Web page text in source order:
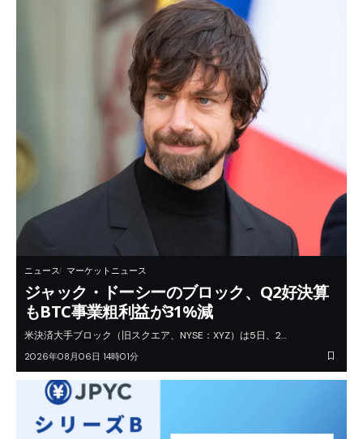
ニュース マーケットニュース
ジャック・ドーシーのブロック、Q2好決算
もBTC事業粗利益が31%減
米決済大手ブロック（旧スクエア、NYSE：XYZ）は5日、2…
2026年08月06日 14時01分